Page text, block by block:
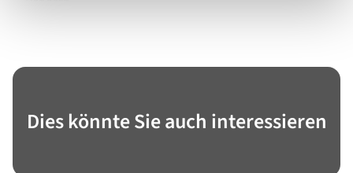
Dies könnte Sie auch interessieren